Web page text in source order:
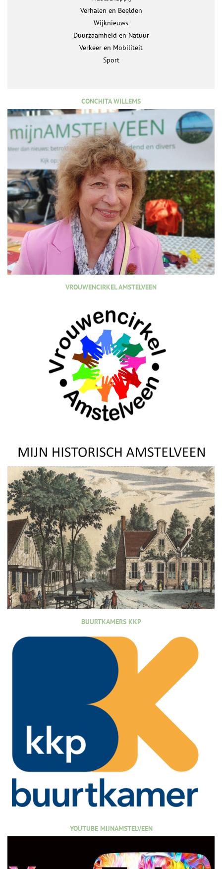
Verhalen en Beelden
Wijknieuws
Duurzaamheid en Natuur
Verkeer en Mobiliteit
Sport
CONCHITA WILLEMS
VROUWENCIRKEL AMSTELVEEN
BUURTKAMERS KKP
YOUTUBE MIJNAMSTELVEEN